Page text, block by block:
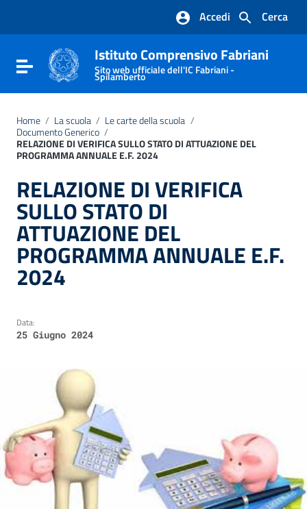
Vai al footer
Cerca
Accedi
Attiva / disattiva la navigazione
Istituto Comprensivo Fabriani
Sito web ufficiale dell'IC Fabriani -
Spilamberto
Home / La scuola / Le carte della scuola /
Documento Generico /
RELAZIONE DI VERIFICA SULLO STATO DI ATTUAZIONE DEL
PROGRAMMA ANNUALE E.F. 2024
RELAZIONE DI VERIFICA
SULLO STATO DI
ATTUAZIONE DEL
PROGRAMMA ANNUALE E.F.
2024
Data:
25 Giugno 2024